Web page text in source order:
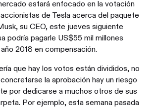
estará enfocado en la votación
de Tesla acerca del paquete
su CEO, este jueves siguiente
podría pagarle US$55 mil millones
2018 en compensación.
que hay los votos están divididos, no
la aprobación hay un riesgo
por dedicarse a muchos otros de sus
Por ejemplo, esta semana pasada